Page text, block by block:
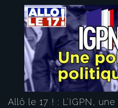
Allô le 17 ! : L’IGPN,